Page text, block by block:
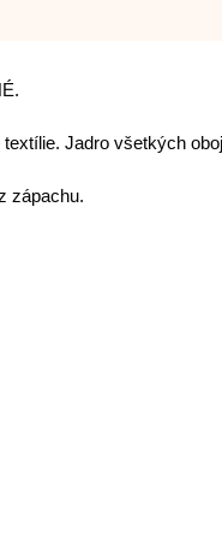
Jadro všetkých
zápachu.